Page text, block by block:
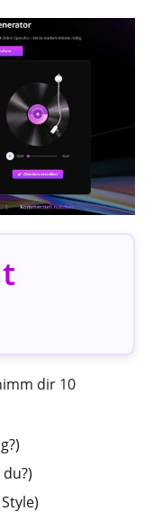
dir 10